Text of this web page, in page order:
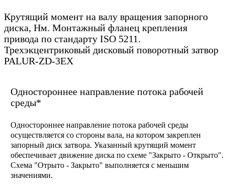
Крутящий момент на валу вращения запорного
диска, Нм. Монтажный фланец крепления
привода по стандарту ISO 5211.
Трехэкцентриковый дисковый поворотный затвор
PALUR-ZD-3EX
Одностороннее направление потока рабочей
среды*
Одностороннее направление потока рабочей среды
осуществляется со стороны вала, на котором закреплен
запорный диск затвора. Указанный крутящий момент
обеспечивает движение диска по схеме "Закрыто - Открыто".
Схема "Отрыто - Закрыто" выполняется с меньшим
значениями.